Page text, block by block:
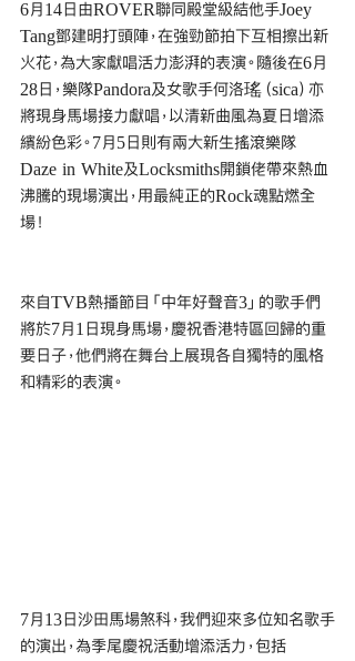
6月14日由ROVER聯同殿堂級結他手Joey
Tang鄧建明打頭陣，在強勁節拍下互相擦出新
火花，為大家獻唱活力澎湃的表演。隨後在6月
28日，樂隊Pandora及女歌手何洛瑤（sica）亦
將現身馬場接力獻唱，以清新曲風為夏日增添
繽紛色彩。7月5日則有兩大新生搖滾樂隊
Daze in White及Locksmiths開鎖佬帶來熱血
沸騰的現場演出，用最純正的Rock魂點燃全
場！
來自TVB熱播節目「中年好聲音3」的歌手們
將於7月1日現身馬場，慶祝香港特區回歸的重
要日子，他們將在舞台上展現各自獨特的風格
和精彩的表演。
7月13日沙田馬場煞科，我們迎來多位知名歌手
的演出，為季尾慶祝活動增添活力，包括